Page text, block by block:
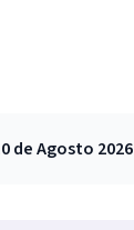
de Agosto 2026